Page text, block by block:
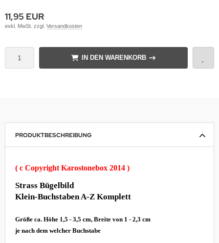
11,95 EUR
exkl. MwSt. zzgl. Versandkosten
IN DEN WARENKORB
PRODUKTBESCHREIBUNG
( c Copyright Karostonebox 2014 )
Strass Bügelbild
Klein-Buchstaben A-Z Komplett
Größe ca. Höhe 1,5 - 3,5 cm, Breite von 1 - 2,3 cm
je nach dem welcher Buchstabe